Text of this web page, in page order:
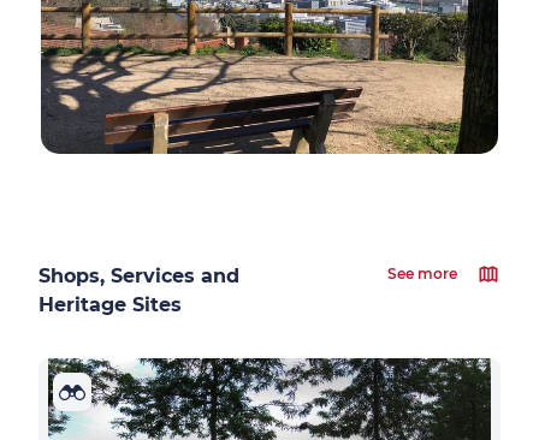
Shops, Services and
Heritage Sites
See more